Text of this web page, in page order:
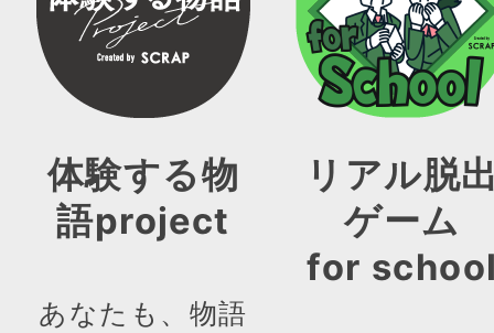
体験する物
語project
あなたも、物語
リアル脱
ゲーム
for